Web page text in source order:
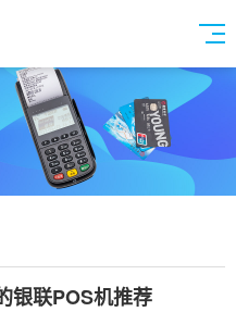
银联POS机推荐